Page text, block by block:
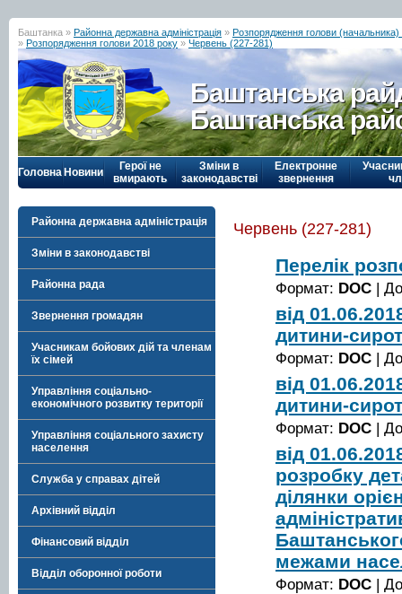
Баштанка » Районна державна адміністрація » Розпорядження голови (начальника)
» Розпорядження голови 2018 року » Червень (227-281)
Баштанська
Баштанська
Головна Новини
Герої не
вмирають
Зміни в
законодавстві
Електронне
звернення
Районна державна адміністрація
Зміни в законодавстві
Районна рада
Звернення громадян
Учасникам бойових дій та членам
їх сімей
Управління соціально-
економічного розвитку території
Управління соціального захисту
населення
Служба у справах дітей
Архівний відділ
Фінансовий відділ
Відділ оборонної роботи
Червень (227-281)
Перелік
Формат: DOC |
від
дитини-
Формат: DOC |
від
дитини-
Формат: DOC |
від
розробку
ділянки
межами
Формат: DOC |